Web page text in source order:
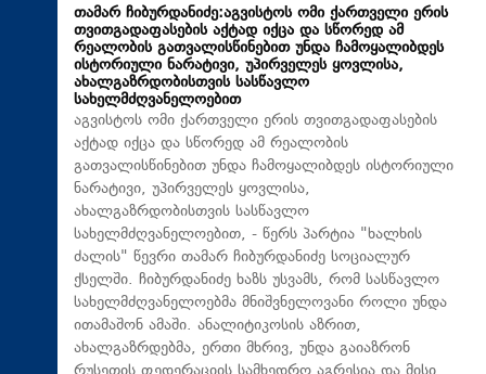
თამარ ჩიბურდანიძე:აგვისტოს ომი ქართველი ერის
თვითგადაფასების აქტად იქცა და სწორედ ამ
რეალობის გათვალისწინებით უნდა ჩამოყალიბდეს
ისტორიული ნარატივი, უპირველეს ყოვლისა,
ახალგაზრდობისთვის სასწავლო
სახელმძღვანელოებით
აგვისტოს ომი ქართველი ერის თვითგადაფასების
აქტად იქცა და სწორედ ამ რეალობის
გათვალისწინებით უნდა ჩამოყალიბდეს ისტორიული
ნარატივი, უპირველეს ყოვლისა,
ახალგაზრდობისთვის სასწავლო
სახელმძღვანელოებით, - წერს პარტია "ხალხის
ძალის" წევრი თამარ ჩიბურდანიძე სოციალურ
ქსელში. ჩიბურდანიძე ხაზს უსვამს, რომ სასწავლო
სახელმძღვანელოებმა მნიშვნელოვანი როლი უნდა
ითამაშონ ამაში. ანალიტიკოსის აზრით,
ახალგაზრდებმა, ერთი მხრივ, უნდა გაიაზრონ